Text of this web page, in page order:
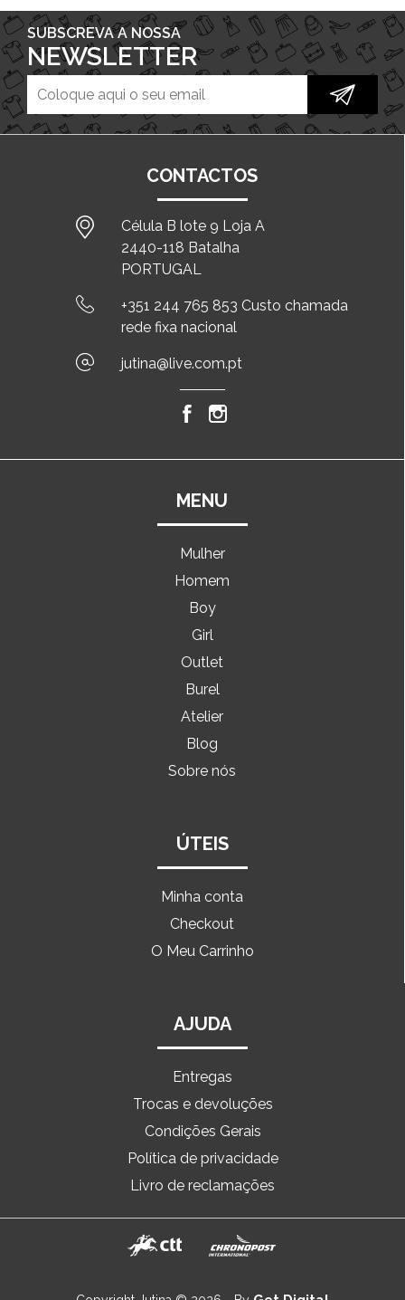
SUBSCREVA A NOSSA
NEWSLETTER
CONTACTOS
Célula B lote 9 Loja A
2440-118 Batalha
PORTUGAL
+351 244 765 853 Custo chamada
rede fixa nacional
jutina@live.com.pt
MENU
Mulher
Homem
Boy
Girl
Outlet
Burel
Atelier
Blog
Sobre nós
ÚTEIS
Minha conta
Checkout
O Meu Carrinho
AJUDA
Entregas
Trocas e devoluções
Condições Gerais
Política de privacidade
Livro de reclamações